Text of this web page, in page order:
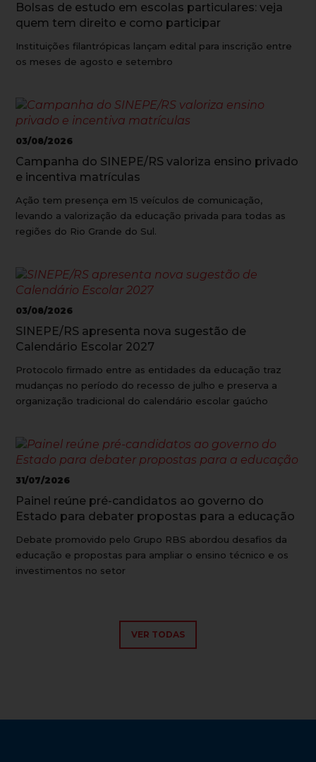
Bolsas de estudo em escolas particulares: veja
quem tem direito e como participar
Instituições filantrópicas lançam edital para inscrição entre
os meses de agosto e setembro
03/08/2026
Campanha do SINEPE/RS valoriza ensino privado
e incentiva matrículas
Ação tem presença em 15 veículos de comunicação,
levando a valorização da educação privada para todas as
regiões do Rio Grande do Sul.
03/08/2026
SINEPE/RS apresenta nova sugestão de
Calendário Escolar 2027
Protocolo firmado entre as entidades da educação traz
mudanças no período do recesso de julho e preserva a
organização tradicional do calendário escolar gaúcho
31/07/2026
Painel reúne pré-candidatos ao governo do
Estado para debater propostas para a educação
Debate promovido pelo Grupo RBS abordou desafios da
educação e propostas para ampliar o ensino técnico e os
investimentos no setor
VER TODAS